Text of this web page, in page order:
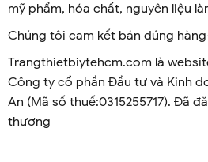
mỹ phẩm, hóa chất, nguyên liệu
Chúng tôi cam kết bán đúng
Trangthietbiytehcm.com là
Công ty cổ phần Đầu tư và Kinh
An (Mã số thuế:0315255717). Đã
thương